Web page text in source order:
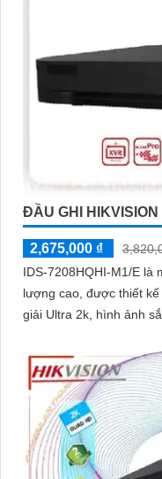
ĐẦU GHI HIKVISION
2,675,000 ₫
IDS-7208HQHI-M1/E là
lượng cao, được thiết kế siêu
giải Ultra 2k, hình ảnh